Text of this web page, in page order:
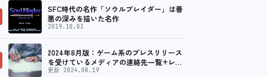
SFC時代の名作「ソウルブレイダー」は善
悪の深みを描いた名作
2019.10.03
2024年8月版：ゲーム系のプレスリリース
を受けているメディアの連絡先一覧+レビ
ュー依頼先一覧
更新 2024.08.19